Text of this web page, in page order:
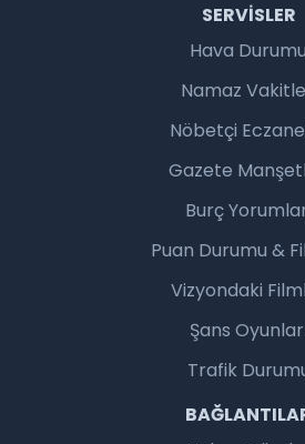
SERVISLER
Hava Durumu
Namaz
Nöbetçi
Gazete
Burç
Puan Durumu &
Vizyondaki
Şans
Trafik